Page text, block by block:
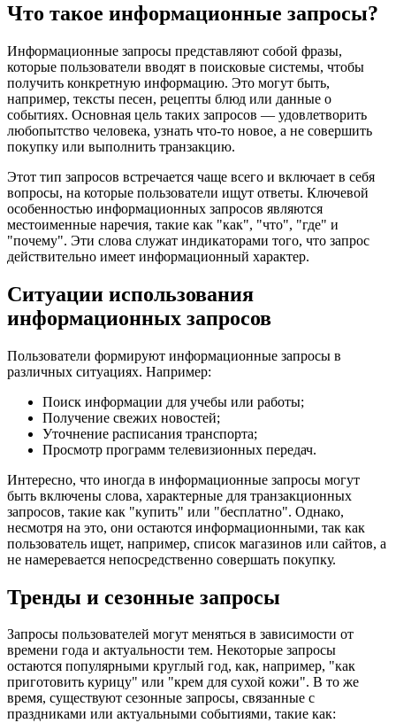
Что такое информационные запросы?
Информационные запросы представляют собой фразы,
которые пользователи вводят в поисковые системы, чтобы
получить конкретную информацию. Это могут быть,
например, тексты песен, рецепты блюд или данные о
событиях. Основная цель таких запросов — удовлетворить
любопытство человека, узнать что-то новое, а не совершить
покупку или выполнить транзакцию.
Этот тип запросов встречается чаще всего и включает в себя
вопросы, на которые пользователи ищут ответы. Ключевой
особенностью информационных запросов являются
местоименные наречия, такие как "как", "что", "где" и
"почему". Эти слова служат индикаторами того, что запрос
действительно имеет информационный характер.
Ситуации использования
информационных запросов
Пользователи формируют информационные запросы в
различных ситуациях. Например:
Поиск информации для учебы или работы;
Получение свежих новостей;
Уточнение расписания транспорта;
Просмотр программ телевизионных передач.
Интересно, что иногда в информационные запросы могут
быть включены слова, характерные для транзакционных
запросов, такие как "купить" или "бесплатно". Однако,
несмотря на это, они остаются информационными, так как
пользователь ищет, например, список магазинов или сайтов, а
не намеревается непосредственно совершать покупку.
Тренды и сезонные запросы
Запросы пользователей могут меняться в зависимости от
времени года и актуальности тем. Некоторые запросы
остаются популярными круглый год, как, например, "как
приготовить курицу" или "крем для сухой кожи". В то же
время, существуют сезонные запросы, связанные с
праздниками или актуальными событиями, такие как: